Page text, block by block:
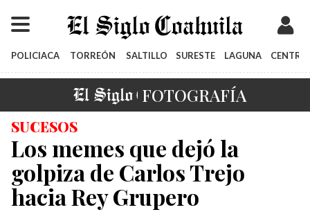
POLICIACA TORREÓN SALTILLO SURESTE LAGUNA CENTRO
EL SIGLO FOTOGRAFÍA
SUCESOS
Los memes que dejó la
golpiza de Carlos Trejo
hacia Rey Grupero